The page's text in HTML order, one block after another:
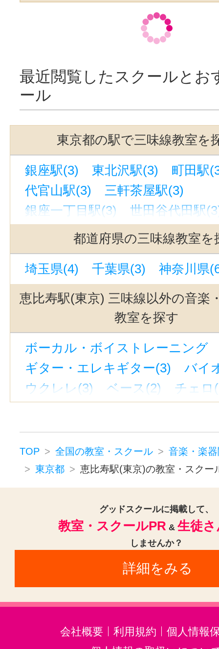
最近閲覧したスクールとお
ール
東京都の駅で三味線教室を
銀座駅(3) 東北沢駅(3)
町田駅
代官山駅(3)
三軒茶屋駅(3)
銀座一丁目駅(3)
世田谷代田駅
立川駅(3)
吉祥寺駅(3)
駒沢大
池袋駅(3)
自由が丘駅(東京)(3)
西太子堂駅(3)
奥沢駅(3)
新宿
下北沢駅(3)
京成上野駅(3)
若
緑が丘駅(東京)(3)
有楽町駅(3)
中目黒駅(3)
渋谷駅(3)
九品仏
立川南駅(2)
表参道駅(1)
神泉
学芸大学駅(1)
蒲田駅(東京)(1)
新線池袋駅(1)
京急蒲田駅(1)
都道府県の三味線教室を
埼玉県(4) 千葉県(3)
神奈川県
恵比寿駅(東京) 三味線以外の音楽
教室を探す
ボーカル・ボイストレーニング
ギター・エレキギター(3)
バイ
ウクレレ(3)
ベース(2)
チェロ
ジャズピアノ(1)
キーボード・
ドラム(3)
和太鼓(1)
パーカッ
オカリナ(1)
ハーモニカ(1)
トロンボーン(2)
チューバ(1)
トランペット(3)
クラリネット(3)
ゴスペル(1)
民族楽器(1)
二胡(3)
沖縄三線
ホルン(2)
音楽・楽器その他(3)
TOP 全国の教室・スクール
音楽・楽
東京都
恵比寿駅(東京)の教室・スクー
グッドスクールに掲載して、
教室・スクールPR & 生徒
しませんか？
詳細をみる
会社概要 利用規約
個人情報